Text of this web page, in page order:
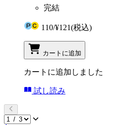
完結
110/¥121(税込)
カートに追加
カートに追加しました
試し読み